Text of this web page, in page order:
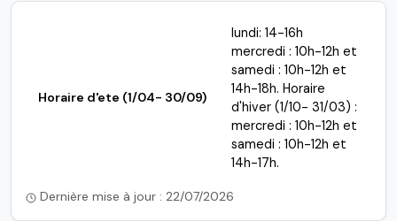
Horaire d'ete (1/04- 30/09)
lundi: 14-16h
mercredi : 10h-12h et
samedi : 10h-12h et
14h-18h. Horaire
d'hiver (1/10- 31/03) :
mercredi : 10h-12h et
samedi : 10h-12h et
14h-17h.
Dernière mise à jour : 22/07/2026